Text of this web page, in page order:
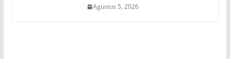
Agustus 5, 2026